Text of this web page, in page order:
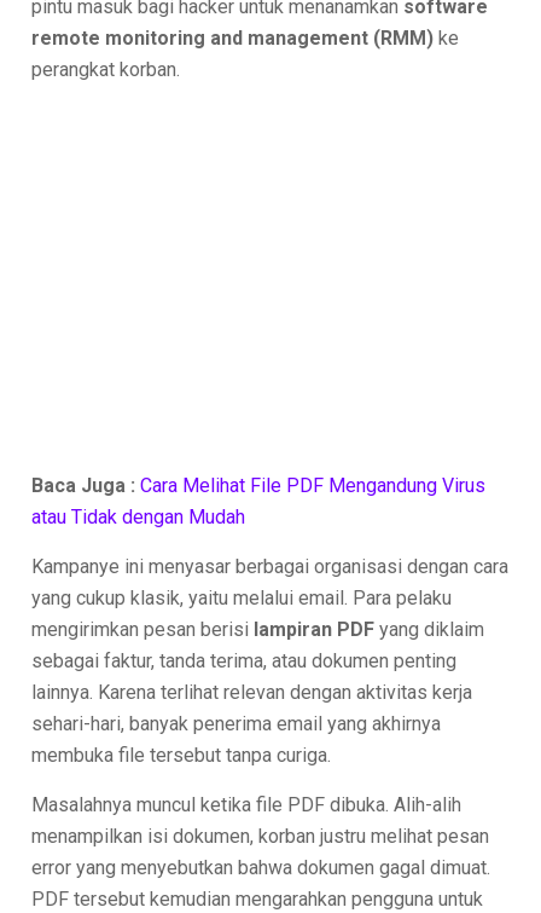
pintu masuk bagi hacker untuk menanamkan software
remote monitoring and management (RMM) ke
perangkat korban.
Baca Juga :Cara Melihat File PDF Mengandung Virus
atau Tidak dengan Mudah
Kampanye ini menyasar berbagai organisasi dengan cara
yang cukup klasik, yaitu melalui email. Para pelaku
mengirimkan pesan berisi lampiran PDF yang diklaim
sebagai faktur, tanda terima, atau dokumen penting
lainnya. Karena terlihat relevan dengan aktivitas kerja
sehari-hari, banyak penerima email yang akhirnya
membuka file tersebut tanpa curiga.
Masalahnya muncul ketika file PDF dibuka. Alih-alih
menampilkan isi dokumen, korban justru melihat pesan
error yang menyebutkan bahwa dokumen gagal dimuat.
PDF tersebut kemudian mengarahkan pengguna untuk